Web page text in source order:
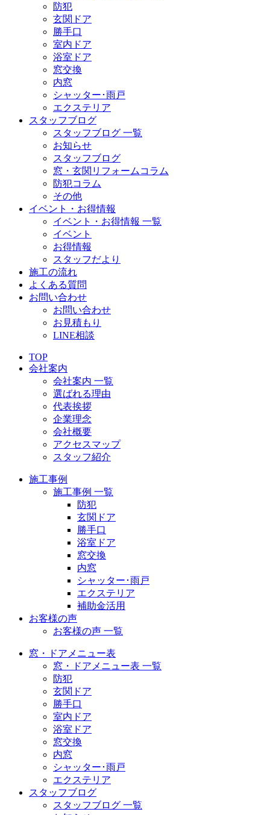
防犯
玄関ドア
勝手口
室内ドア
浴室ドア
窓交換
内窓
シャッター･雨戸
エクステリア
スタッフブログ
スタッフブログ 一覧
お知らせ
スタッフブログ
窓・玄関リフォームコラム
防犯コラム
その他
イベント・お得情報
イベント・お得情報 一覧
イベント
お得情報
スタッフだより
施工の流れ
よくある質問
お問い合わせ
お問い合わせ
お見積もり
LINE相談
TOP
会社案内
会社案内 一覧
選ばれる理由
代表挨拶
企業理念
会社概要
アクセスマップ
スタッフ紹介
施工事例
施工事例 一覧
防犯
玄関ドア
勝手口
浴室ドア
窓交換
内窓
シャッター･雨戸
エクステリア
補助金活用
お客様の声
お客様の声 一覧
窓・ドアメニュー表
窓・ドアメニュー表 一覧
防犯
玄関ドア
勝手口
室内ドア
浴室ドア
窓交換
内窓
シャッター･雨戸
エクステリア
スタッフブログ
スタッフブログ 一覧